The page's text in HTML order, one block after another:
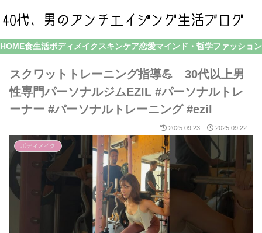
HOME食生活ボディメイク スキンケア恋愛マインド・哲学ファッション
スクワットトレーニング指導💪 30代以上男
性専門パーソナルジムEZIL #パーソナルトレ
ーナー #パーソナルトレーニング #ezil
2025.09.23 2025.09.22
ボディメイク